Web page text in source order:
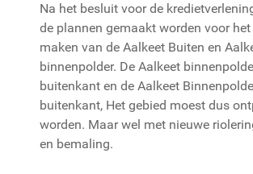
Na het besluit voor de
de plannen gemaakt worden voor
maken van de Aalkeet Buiten en
binnenpolder. De Aalkeet
buitenkant en de Aalkeet
buitenkant, Het gebied moest dus
worden. Maar wel met nieuwe
en bemaling.